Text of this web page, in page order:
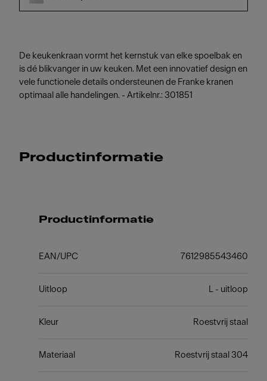
De keukenkraan vormt het kernstuk van elke spoelbak en
is dé blikvanger in uw keuken. Met een innovatief design en
vele functionele details ondersteunen de Franke kranen
optimaal alle handelingen. - Artikelnr.: 301851
Productinformatie
Productinformatie
EAN/UPC 7612985543460
Uitloop L - uitloop
Kleur Roestvrij staal
Materiaal Roestvrij staal 304